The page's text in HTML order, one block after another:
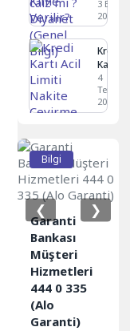
(Genel
3 Eylül
2024
Kredi
Kartı
Acil
Limiti
Nakite
4
2025
Bilgi
Garanti
Bankası
Müşteri
Hizmetleri
444 0 335
(Alo
Garanti)
❮ ❯